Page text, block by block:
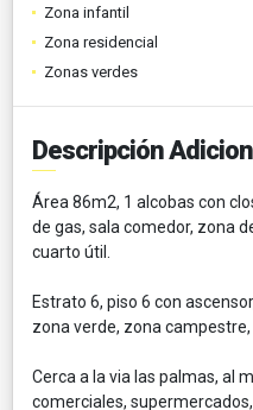
Zona infantil
Zona residencial
Zonas verdes
Descripción
Área 86m2, 1 alcobas con
de gas, sala comedor, zona
cuarto útil.
Estrato 6, piso 6 con
zona verde, zona
Cerca a la via las palmas, al
comerciales,